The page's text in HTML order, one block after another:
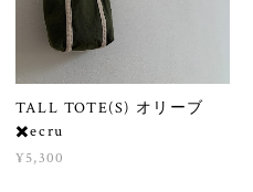
TALL TOTE(S) オリーブ
✖️ecru
¥5,300